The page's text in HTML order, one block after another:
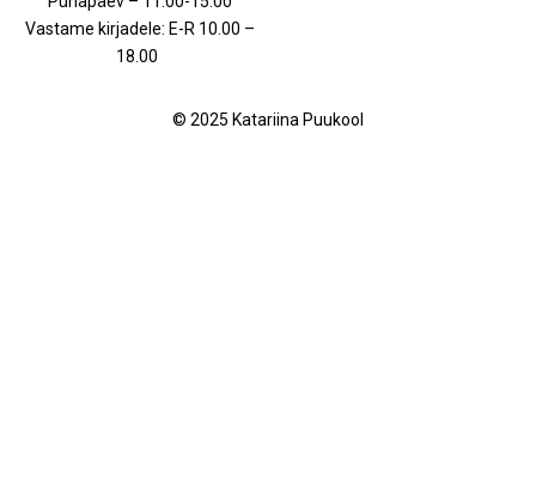
Vastame kirjadele: E-R 10.00 –
18.00
© 2025 Katariina Puukool